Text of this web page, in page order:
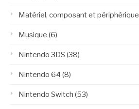
Matériel, composant et périphérique
Musique (6)
Nintendo 3DS (38)
Nintendo 64 (8)
Nintendo Switch (53)